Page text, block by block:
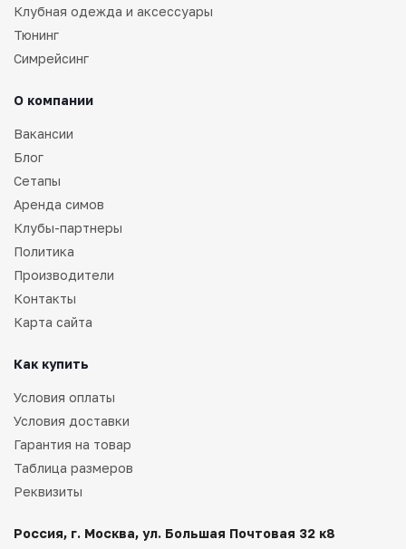
Клубная одежда и аксессуары
Тюнинг
Симрейсинг
О компании
Вакансии
Блог
Сетапы
Аренда симов
Клубы-партнеры
Политика
Производители
Контакты
Карта сайта
Как купить
Условия оплаты
Условия доставки
Гарантия на товар
Таблица размеров
Реквизиты
Россия, г. Москва, ул. Большая Почтовая 32 к8